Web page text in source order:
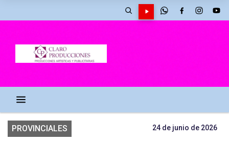
PROVINCIALES 24 de junio de 2026